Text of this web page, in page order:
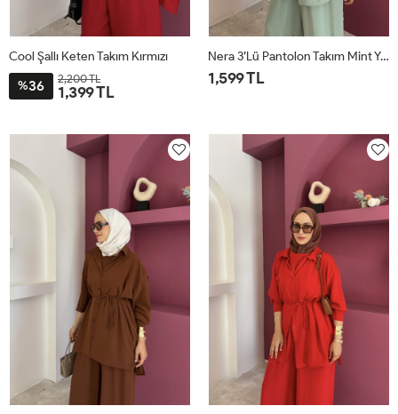
Cool Şallı Keten Takım Kırmızı
%36 2,200 TL
1,399 TL
Nera 3’lü Pantolon Takım Mint Yeşili
1,599 TL